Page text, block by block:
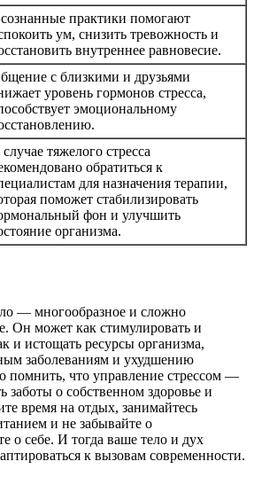
практики помогают
ум, снизить тревожность и
внутреннее равновесие.
с близкими и друзьями
уровень гормонов стресса,
эмоциональному
тяжелого стресса
обратиться к
для назначения терапии,
поможет стабилизировать
фон и улучшить
организма.
— многообразное и сложно
Он может как стимулировать и
и истощать ресурсы организма,
заболеваниям и ухудшению
помнить, что управление стрессом —
заботы о собственном здоровье и
время на отдых, занимайтесь
и не забывайте о
о себе. И тогда ваше тело и дух
к вызовам современности.